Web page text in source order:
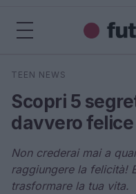
Cerca
TEEN NEWS
Scopri 5
davvero felice
Non crederai mai a
raggiungere la felicità!
trasformare la tua vita.